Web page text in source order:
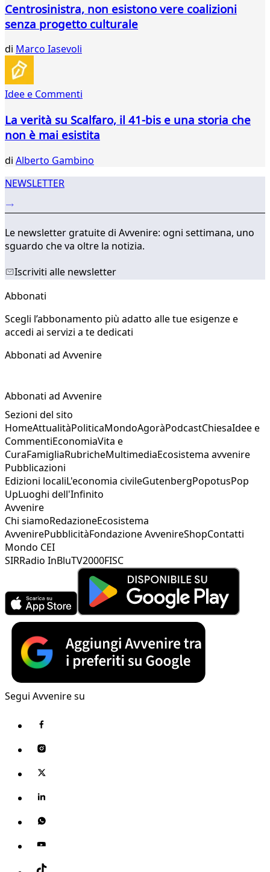
Centrosinistra, non esistono vere coalizioni
senza progetto culturale
di Marco Iasevoli
Idee e Commenti
La verità su Scalfaro, il 41-bis e una storia che
non è mai esistita
di Alberto Gambino
NEWSLETTER
Le newsletter gratuite di Avvenire: ogni settimana, uno
sguardo che va oltre la notizia.
Iscriviti alle newsletter
Abbonati
Scegli l’abbonamento più adatto alle tue esigenze e
accedi ai servizi a te dedicati
Abbonati ad Avvenire
Abbonati ad Avvenire
Sezioni del sito
HomeAttualitàPoliticaMondoAgoràPodcastChiesaIdee e
CommentiEconomiaVita e
CuraFamigliaRubricheMultimediaEcosistema avvenire
Pubblicazioni
Edizioni localiL'economia civileGutenbergPopotusPop
UpLuoghi dell'Infinito
Avvenire
Chi siamoRedazioneEcosistema
AvvenirePubblicitàFondazione AvvenireShopContatti
Mondo CEI
SIRRadio InBluTV2000FISC
Segui Avvenire su